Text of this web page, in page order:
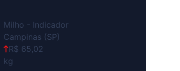
Milho - Indicador
Campinas (SP)
R$ 65,02
kg